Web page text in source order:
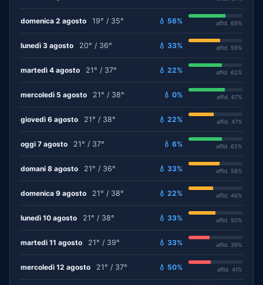
domenica 2 agosto 19° / 35° 💧 56% affid. 69%
lunedì 3 agosto 20° / 36° 💧 33% affid. 59%
martedì 4 agosto 21° / 37° 💧 22% affid. 62%
mercoledì 5 agosto 21° / 38° 💧 0% affid. 67%
giovedì 6 agosto 21° / 38° 💧 22% affid. 47%
oggi 7 agosto 21° / 37° 💧 6% affid. 62%
domani 8 agosto 21° / 36° 💧 33% affid. 58%
domenica 9 agosto 21° / 38° 💧 22% affid. 46%
lunedì 10 agosto 21° / 38° 💧 33% affid. 50%
martedì 11 agosto 21° / 39° 💧 33% affid. 39%
mercoledì 12 agosto 21° / 37° 💧 50% affid. 41%